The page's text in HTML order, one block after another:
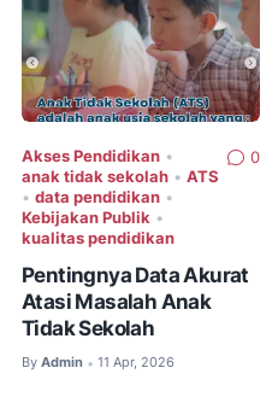
Akses Pendidikan •
anak tidak sekolah • ATS
• data pendidikan •
Kebijakan Publik •
kualitas pendidikan
0
Pentingnya Data Akurat
Atasi Masalah Anak
Tidak Sekolah
By Admin • 11 Apr, 2026